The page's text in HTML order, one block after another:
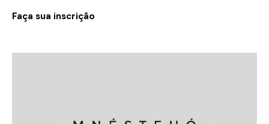
Faça sua inscrição